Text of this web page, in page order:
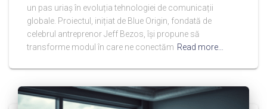
un pas uriaș în evoluția tehnologiei de comunicații
globale. Proiectul, inițiat de Blue Origin, fondată de
celebrul antreprenor Jeff Bezos, își propune să
transforme modul în care ne conectăm Read more…